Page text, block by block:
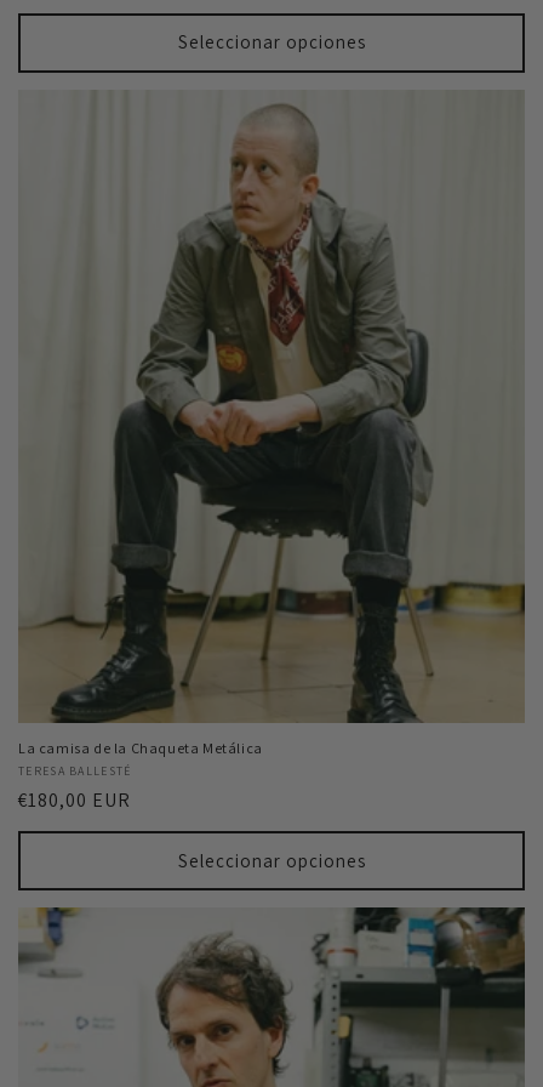
habitual
Seleccionar opciones
La camisa de la Chaqueta Metálica
Proveedor:
TERESA BALLESTÉ
Precio
habitual
€180,00 EUR
Seleccionar opciones